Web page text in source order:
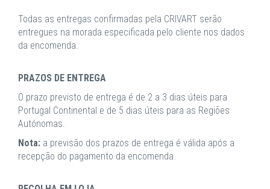
Todas as entregas confirmadas pela CRIVART serão
entregues na morada especificada pelo cliente nos dados
da encomenda.
PRAZOS DE ENTREGA
O prazo previsto de entrega é de 2 a 3 dias úteis para
Portugal Continental e de 5 dias úteis para as Regiões
Autónomas.
Nota: a previsão dos prazos de entrega é válida após a
recepção do pagamento da encomenda.